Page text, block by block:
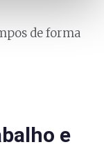
de forma
e